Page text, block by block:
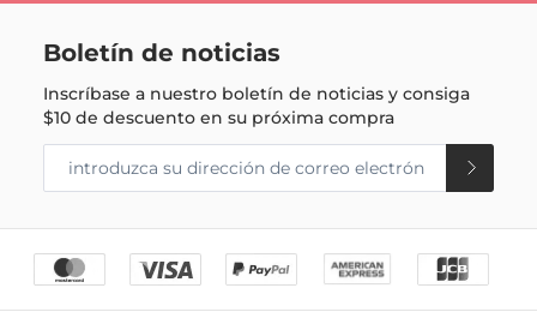
Boletín de noticias
Inscríbase a nuestro boletín de noticias y consiga
$10 de descuento en su próxima compra